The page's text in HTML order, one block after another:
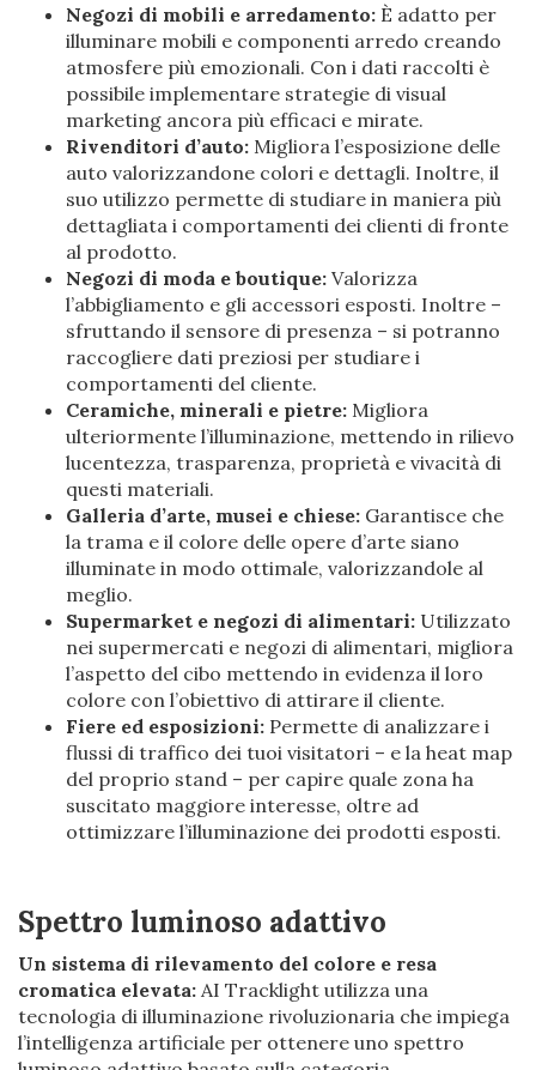
Negozi di mobili e arredamento: È adatto per
illuminare mobili e componenti arredo creando
atmosfere più emozionali. Con i dati raccolti è
possibile implementare strategie di visual
marketing ancora più efficaci e mirate.
Rivenditori d’auto: Migliora l’esposizione delle
auto valorizzandone colori e dettagli. Inoltre, il
suo utilizzo permette di studiare in maniera più
dettagliata i comportamenti dei clienti di fronte
al prodotto.
Negozi di moda e boutique: Valorizza
l’abbigliamento e gli accessori esposti. Inoltre –
sfruttando il sensore di presenza – si potranno
raccogliere dati preziosi per studiare i
comportamenti del cliente.
Ceramiche, minerali e pietre: Migliora
ulteriormente l’illuminazione, mettendo in rilievo
lucentezza, trasparenza, proprietà e vivacità di
questi materiali.
Galleria d’arte, musei e chiese: Garantisce che
la trama e il colore delle opere d’arte siano
illuminate in modo ottimale, valorizzandole al
meglio.
Supermarket e negozi di alimentari: Utilizzato
nei supermercati e negozi di alimentari, migliora
l’aspetto del cibo mettendo in evidenza il loro
colore con l’obiettivo di attirare il cliente.
Fiere ed esposizioni: Permette di analizzare i
flussi di traffico dei tuoi visitatori – e la heat map
del proprio stand – per capire quale zona ha
suscitato maggiore interesse, oltre ad
ottimizzare l’illuminazione dei prodotti esposti.
Spettro luminoso adattivo
Un sistema di rilevamento del colore e resa
cromatica elevata: AI Tracklight utilizza una
tecnologia di illuminazione rivoluzionaria che impiega
l’intelligenza artificiale per ottenere uno spettro